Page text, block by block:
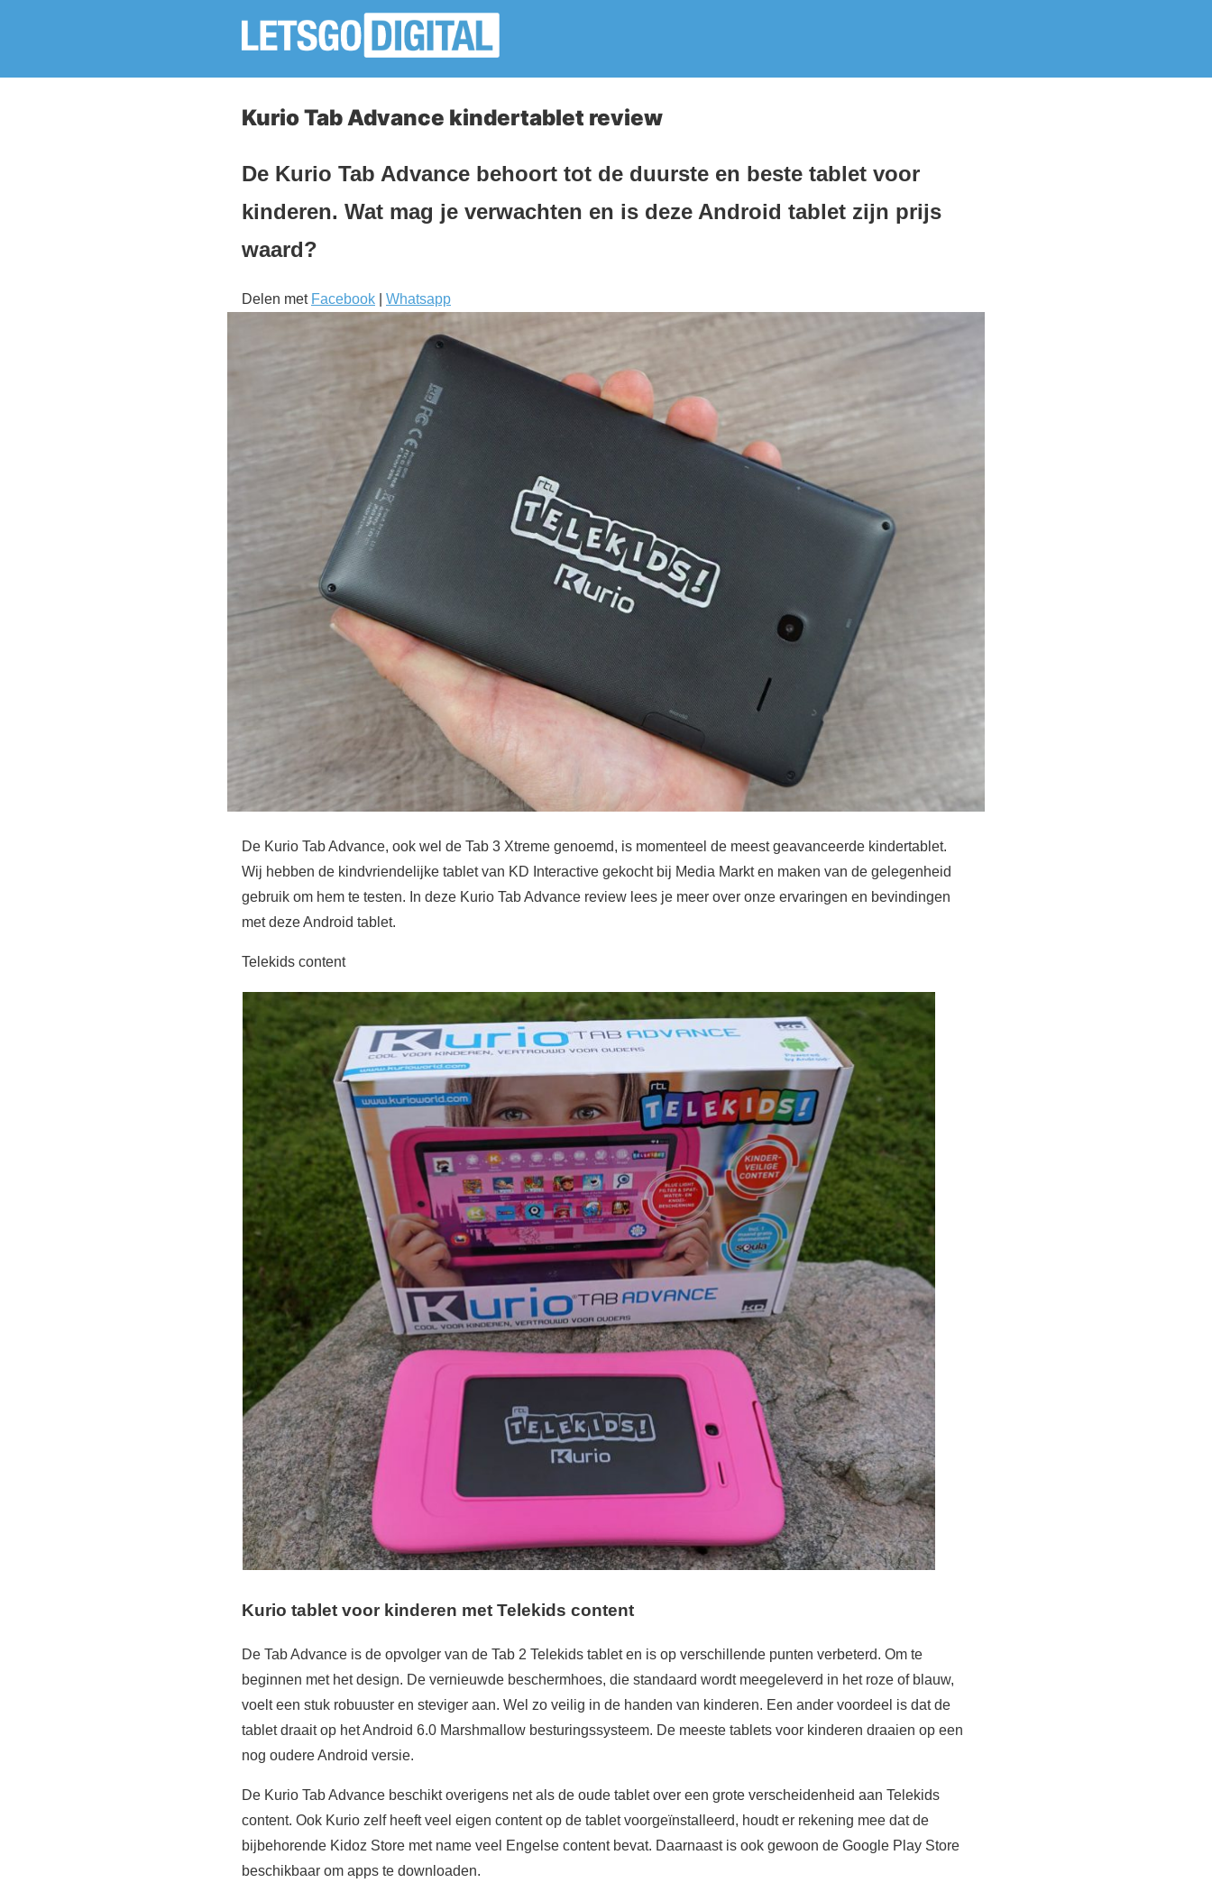
Kurio Tab Advance kindertablet review
De Kurio Tab Advance behoort tot de duurste en beste tablet voor
kinderen. Wat mag je verwachten en is deze Android tablet zijn prijs
waard?
Delen met Facebook Whatsapp
De Kurio Tab Advance, ook wel de Tab 3 Xtreme genoemd, is momenteel de meest geavanceerde kindertablet.
Wij hebben de kindvriendelijke tablet van KD Interactive gekocht bij Media Markt en maken van de gelegenheid
gebruik om hem te testen. In deze Kurio Tab Advance review lees je meer over onze ervaringen en bevindingen
met deze Android tablet.
Telekids content
Kurio tablet voor kinderen met Telekids content
De Tab Advance is de opvolger van de Tab 2 Telekids tablet en is op verschillende punten verbeterd. Om te
beginnen met het design. De vernieuwde beschermhoes, die standaard wordt meegeleverd in het roze of blauw,
voelt een stuk robuuster en steviger aan. Wel zo veilig in de handen van kinderen. Een ander voordeel is dat de
tablet draait op het Android 6.0 Marshmallow besturingssysteem. De meeste tablets voor kinderen draaien op een
nog oudere Android versie.
De Kurio Tab Advance beschikt overigens net als de oude tablet over een grote verscheidenheid aan Telekids
content. Ook Kurio zelf heeft veel eigen content op de tablet voorgeïnstalleerd, houdt er rekening mee dat de
bijbehorende Kidoz Store met name veel Engelse content bevat. Daarnaast is ook gewoon de Google Play Store
beschikbaar om apps te downloaden.